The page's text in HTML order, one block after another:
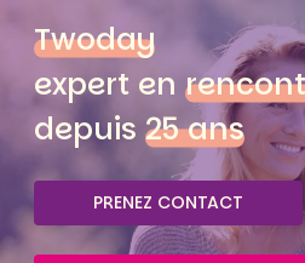
Twoday
expert en
depuis 25 ans
PRENEZ CONTACT